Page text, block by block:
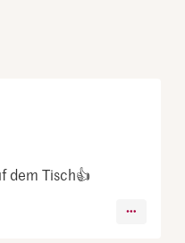
dem Tisch👍